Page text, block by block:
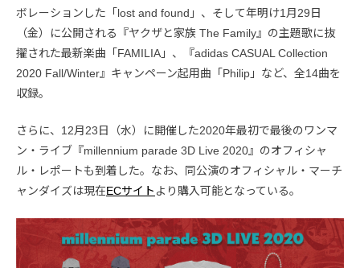
ボレーションした「lost and found」、そして年明け1月29日
（金）に公開される『ヤクザと家族 The Family』の主題歌に抜
擢された最新楽曲「FAMILIA」、『adidas CASUAL Collection
2020 Fall/Winter』キャンペーン起用曲「Philip」など、全14曲を
収録。
さらに、12月23日（水）に開催した2020年最初で最後のワンマ
ン・ライブ『millennium parade 3D Live 2020』のオフィシャ
ル・レポートも到着した。なお、同公演のオフィシャル・マーチ
ャンダイズは現在ECサイト より購入可能となっている。